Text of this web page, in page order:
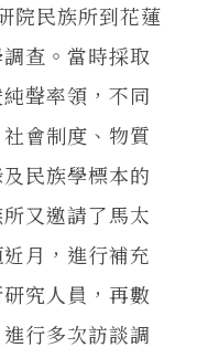
民族所到花蓮
查。當時採取
聲率領，不同
會制度、物質
民族學標本的
又邀請了馬太
月，進行補充
究人員，再數
行多次訪談調